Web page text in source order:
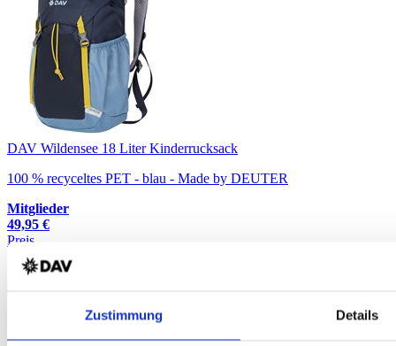
Zustimmung Details
DAV Wildensee 18 Liter Kinderrucksack
100 % recyceltes PET - blau - Made by DEUTER
Mitglieder
49,95 €
Preis
54,95 €
Zeige
Artikel pro Seite
Seite: